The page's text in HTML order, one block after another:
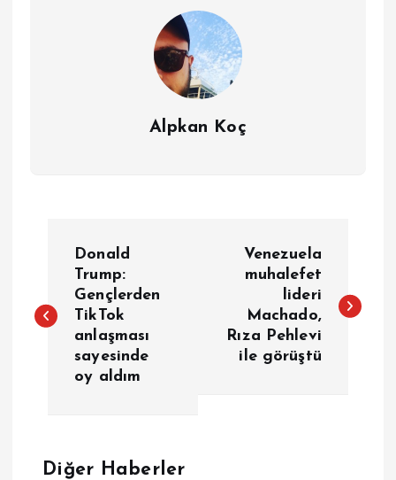
Alpkan Koç
z
e
Donald
Trump:
Gençlerden
TikTok
anlaşması
sayesinde
oy aldım
Venezuela
muhalefet
lideri
Machado,
Rıza Pehlevi
ile görüştü
Diğer Haberler